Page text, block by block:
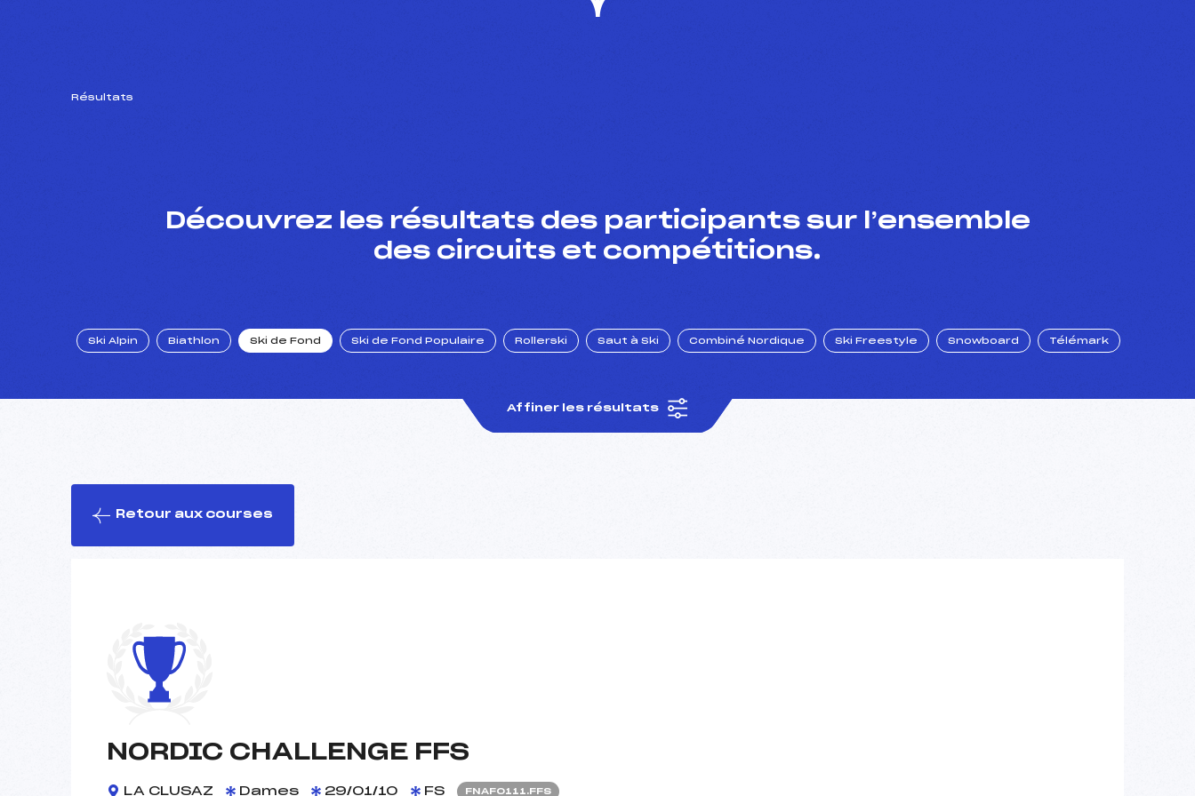
Résultats
Découvrez les résultats des participants sur l’ensemble
des circuits et compétitions.
Ski Alpin Biathlon Ski de Fond Ski de Fond Populaire Rollerski Saut à Ski Combiné Nordique Ski Freestyle Snowboard Télémark
Affiner les résultats
Retour aux courses
NORDIC CHALLENGE FFS
LA CLUSAZ Dames 29/01/10 FS FNAF0111.FFS